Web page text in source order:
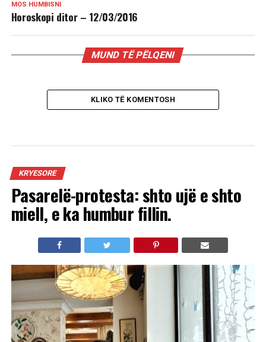
MOS HUMBISNI
Horoskopi ditor – 12/03/2016
MUND TË PËLQENI
KLIKO TË KOMENTOSH
KRYESORE
Pasarelë-protesta: shto ujë e shto
miell, e ka humbur fillin.